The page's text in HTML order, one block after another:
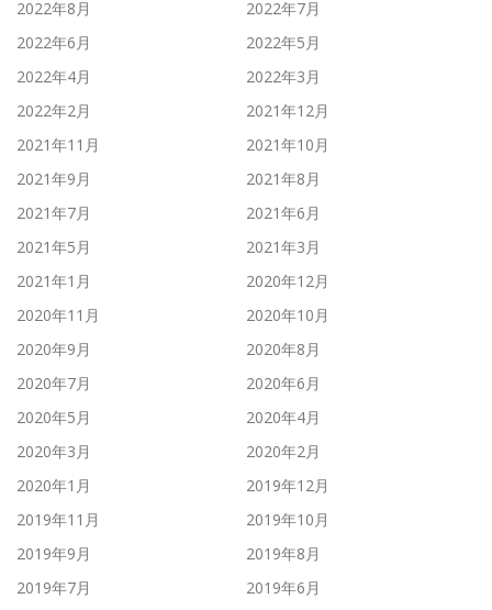
2022年8月
2022年7月
2022年6月
2022年5月
2022年4月
2022年3月
2022年2月
2021年12月
2021年11月
2021年10月
2021年9月
2021年8月
2021年7月
2021年6月
2021年5月
2021年3月
2021年1月
2020年12月
2020年11月
2020年10月
2020年9月
2020年8月
2020年7月
2020年6月
2020年5月
2020年4月
2020年3月
2020年2月
2020年1月
2019年12月
2019年11月
2019年10月
2019年9月
2019年8月
2019年7月
2019年6月